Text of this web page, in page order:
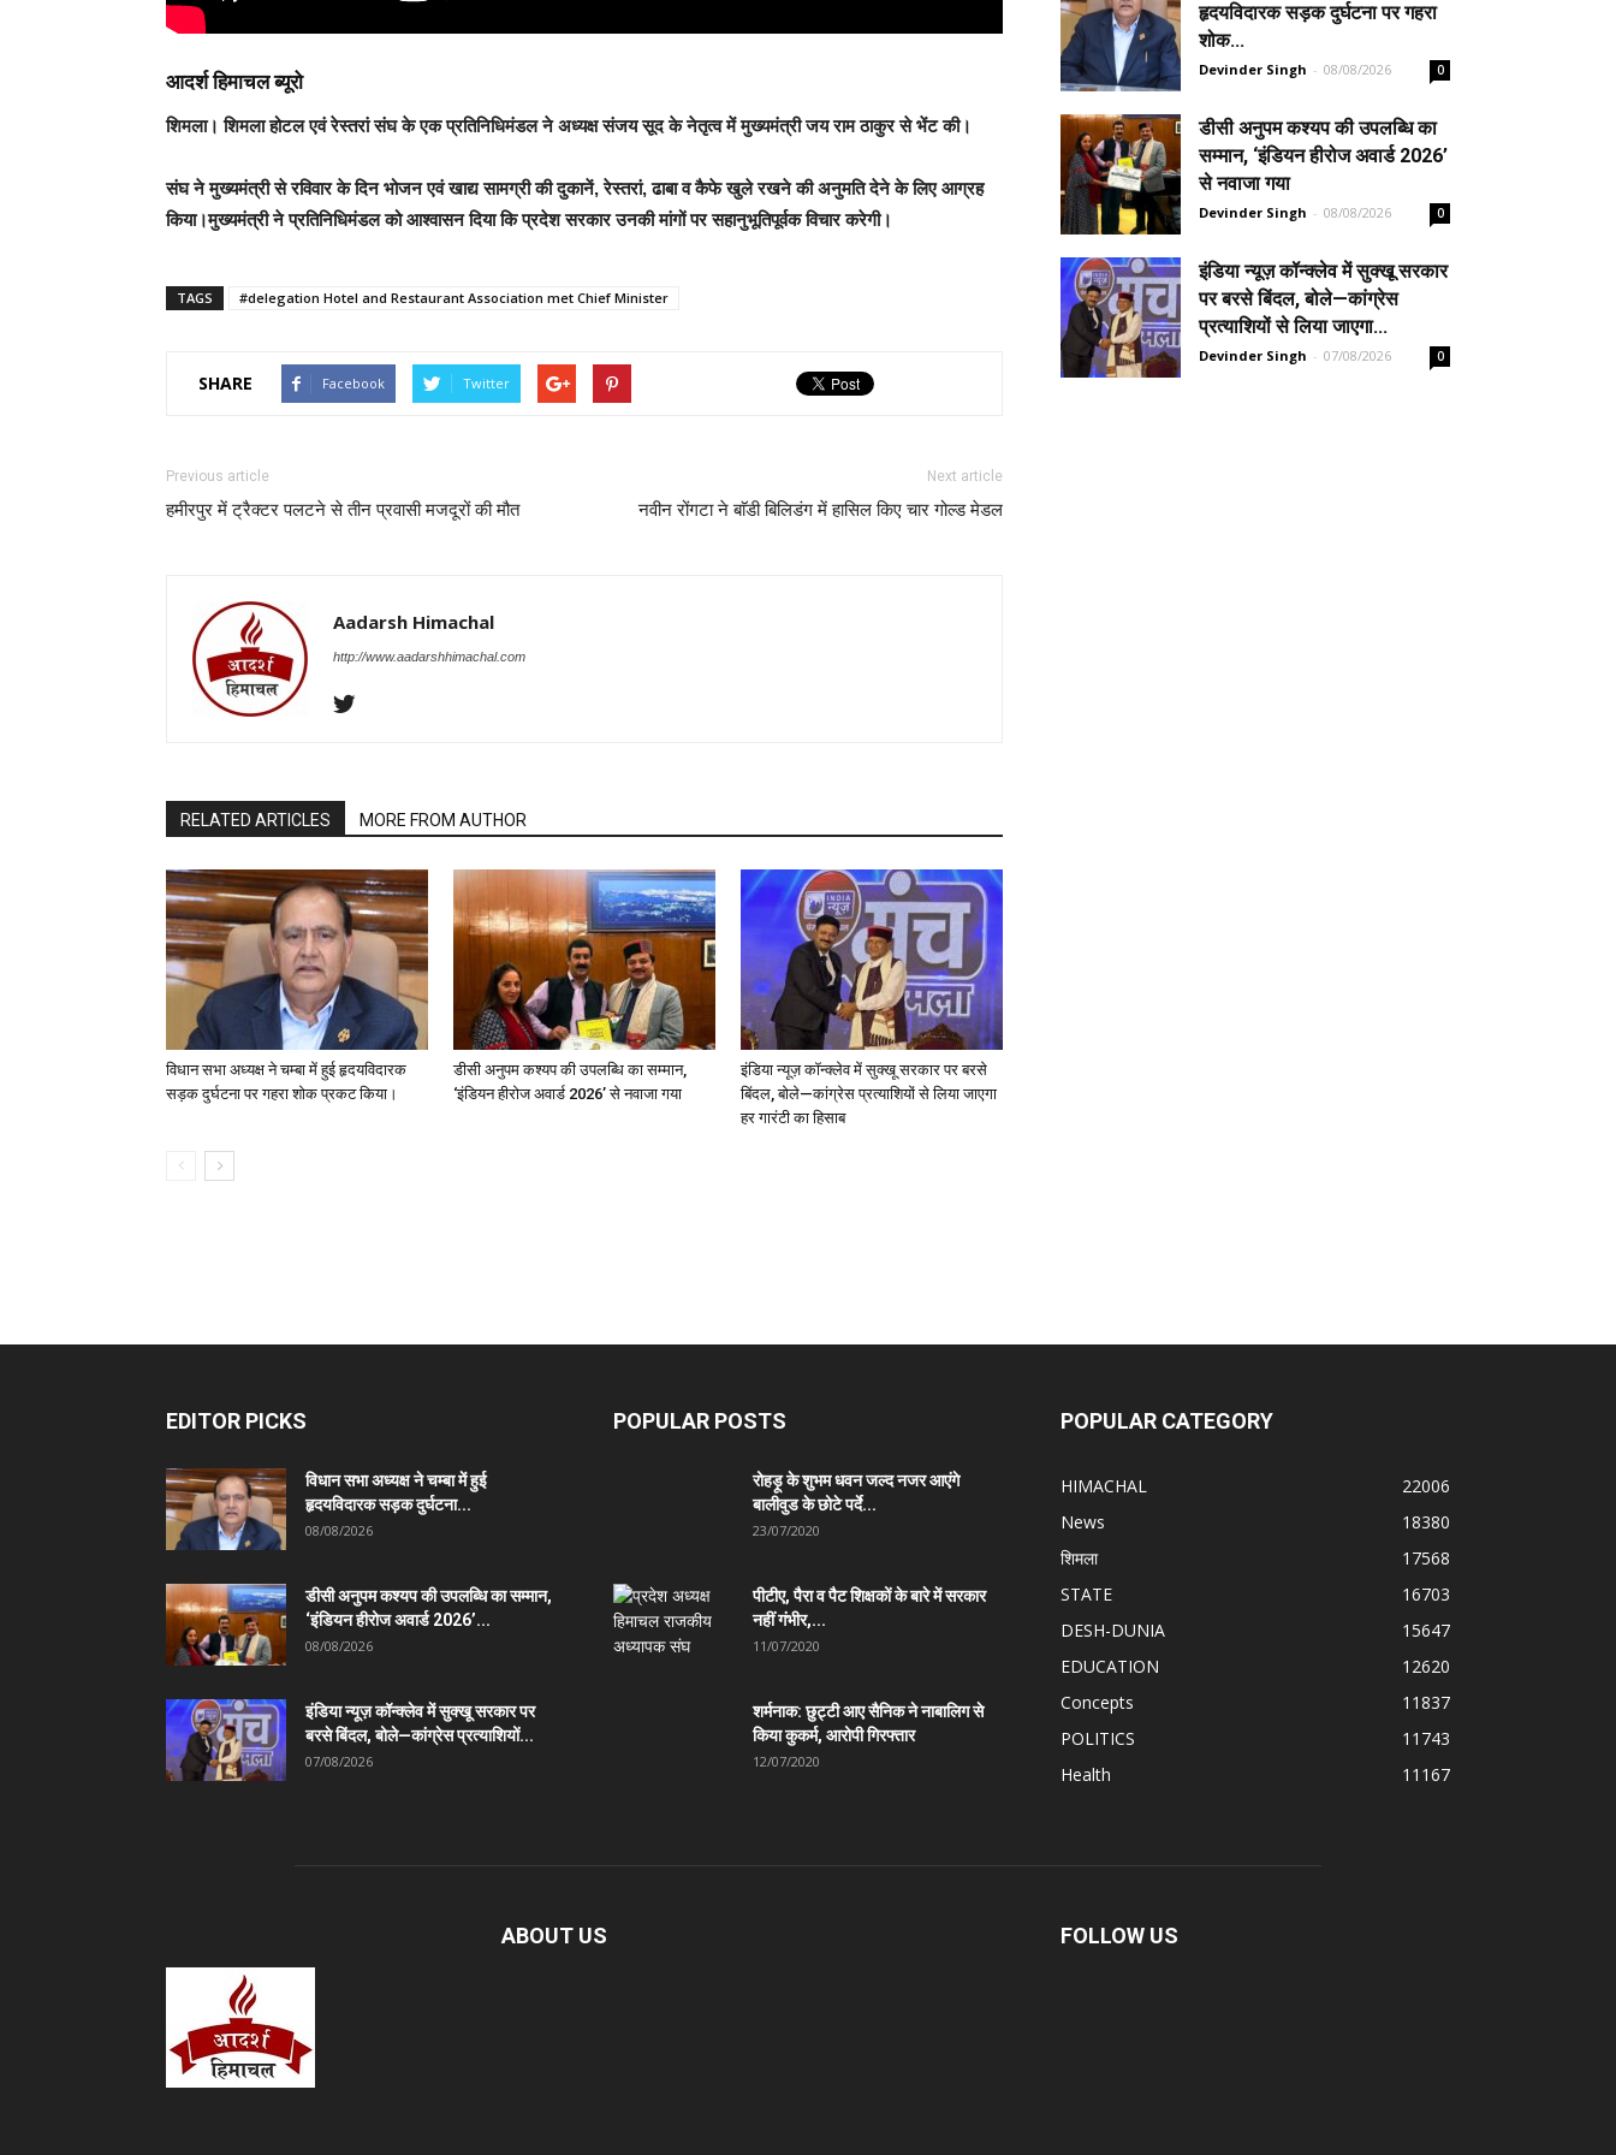
आदर्श हिमाचल ब्यूरो
शिमला। शिमला होटल एवं रेस्तरां संघ के एक प्रतिनिधिमंडल ने अध्यक्ष संजय सूद के नेतृत्व में मुख्यमंत्री जय राम ठाकुर से भेंट की।
संघ ने मुख्यमंत्री से रविवार के दिन भोजन एवं खाद्य सामग्री की दुकानें, रेस्तरां, ढाबा व कैफे खुले रखने की अनुमति देने के लिए आग्रह
किया।मुख्यमंत्री ने प्रतिनिधिमंडल को आश्वासन दिया कि प्रदेश सरकार उनकी मांगों पर सहानुभूतिपूर्वक विचार करेगी।
TAGS #delegation Hotel and Restaurant Association met Chief Minister
SHARE Facebook Twitter
Previous article
हमीरपुर में ट्रैक्टर पलटने से तीन प्रवासी मजदूरों की मौत
Next article
नवीन रोंगटा ने बाॅडी बिलिडंग में हासिल किए चार गोल्ड मेडल
Aadarsh Himachal
http://www.aadarshhimachal.com
RELATED ARTICLES MORE FROM AUTHOR
विधान सभा अध्यक्ष ने चम्बा में हुई हृदयविदारक
सड़क दुर्घटना पर गहरा शोक प्रकट किया।
डीसी अनुपम कश्यप की उपलब्धि का सम्मान,
‘इंडियन हीरोज अवार्ड 2026’ से नवाजा गया
इंडिया न्यूज़ कॉन्क्लेव में सुक्खू सरकार पर बरसे
बिंदल, बोले—कांग्रेस प्रत्याशियों से लिया जाएगा
हर गारंटी का हिसाब
हृदयविदारक सड़क दुर्घटना पर गहरा
शोक...
Devinder Singh - 08/08/2026 0
डीसी अनुपम कश्यप की उपलब्धि का
सम्मान, ‘इंडियन हीरोज अवार्ड 2026’
से नवाजा गया
Devinder Singh - 08/08/2026 0
इंडिया न्यूज़ कॉन्क्लेव में सुक्खू सरकार
पर बरसे बिंदल, बोले—कांग्रेस
प्रत्याशियों से लिया जाएगा...
Devinder Singh - 07/08/2026 0
EDITOR PICKS
विधान सभा अध्यक्ष ने चम्बा में हुई
हृदयविदारक सड़क दुर्घटना...
08/08/2026
डीसी अनुपम कश्यप की उपलब्धि का सम्मान,
‘इंडियन हीरोज अवार्ड 2026’...
08/08/2026
इंडिया न्यूज़ कॉन्क्लेव में सुक्खू सरकार पर
बरसे बिंदल, बोले—कांग्रेस प्रत्याशियों...
07/08/2026
POPULAR POSTS
रोहड़ू के शुभम धवन जल्द नजर आएंगे
बालीवुड के छोटे पर्दे...
23/07/2020
पीटीए, पैरा व पैट शिक्षकों के बारे में सरकार
नहीं गंभीर,...
11/07/2020
शर्मनाक: छुट्टी आए सैनिक ने नाबालिग से
किया कुकर्म, आरोपी गिरफ्तार
12/07/2020
POPULAR CATEGORY
HIMACHAL
22006
News
18380
शिमला
17568
STATE
16703
DESH-DUNIA
15647
EDUCATION
12620
Concepts
11837
POLITICS
11743
Health
11167
ABOUT US FOLLOW US